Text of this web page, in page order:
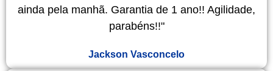
ainda pela manhã. Garantia de 1 ano!! Agilidade,
parabéns!!"
Jackson Vasconcelo